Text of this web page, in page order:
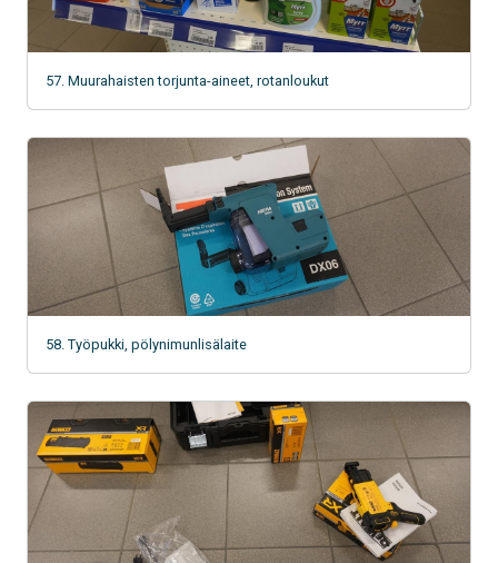
57. Muurahaisten torjunta-aineet, rotanloukut
58. Työpukki, pölynimunlisälaite